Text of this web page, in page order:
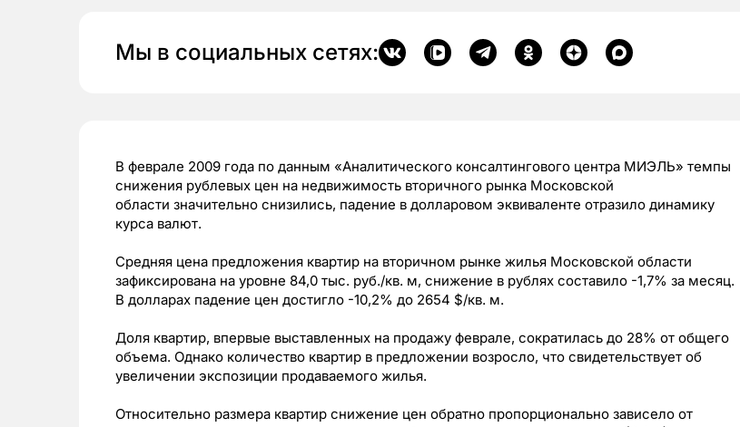
Мы в социальных сетях:
В феврале 2009 года по данным «Аналитического консалтингового центра МИЭЛЬ» темпы
снижения рублевых цен на недвижимость вторичного рынка Московской
области значительно снизились, падение в долларовом эквиваленте отразило динамику
курса валют.
Средняя цена предложения квартир на вторичном рынке жилья Московской области
зафиксирована на уровне 84,0 тыс. руб./кв. м, снижение в рублях составило -1,7% за месяц.
В долларах падение цен достигло -10,2% до 2654 $/кв. м.
Доля квартир, впервые выставленных на продажу феврале, сократилась до 28% от общего
объема. Однако количество квартир в предложении возросло, что свидетельствует об
увеличении экспозиции продаваемого жилья.
Относительно размера квартир снижение цен обратно пропорционально зависело от